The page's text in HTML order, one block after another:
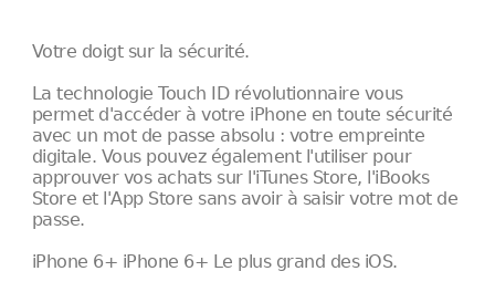
Votre doigt sur la sécurité.
La technologie Touch ID révolutionnaire vous
permet d'accéder à votre iPhone en toute sécurité
avec un mot de passe absolu : votre empreinte
digitale. Vous pouvez également l'utiliser pour
approuver vos achats sur l'iTunes Store, l'iBooks
Store et l'App Store sans avoir à saisir votre mot de
passe.
iPhone 6+ iPhone 6+ Le plus grand des iOS.